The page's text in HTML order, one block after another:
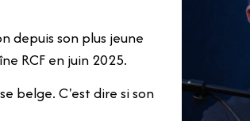
depuis son plus jeune
RCF en juin 2025.
belge. C'est dire si son